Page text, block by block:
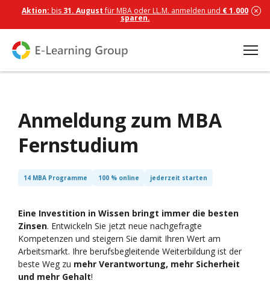
Aktion: bis 31. Augustfür MBA oder LL.M. anmelden und € 1.000
sparen.
Anmeldung zum MBA
Fernstudium
14 MBA Programme 100 % online jederzeit starten
Eine Investition in Wissen bringt immer die besten
Zinsen. Entwickeln Sie jetzt neue nachgefragte
Kompetenzen und steigern Sie damit Ihren Wert am
Arbeitsmarkt. Ihre berufsbegleitende Weiterbildung ist der
beste Weg zu mehr Verantwortung, mehr Sicherheit
und mehr Gehalt!